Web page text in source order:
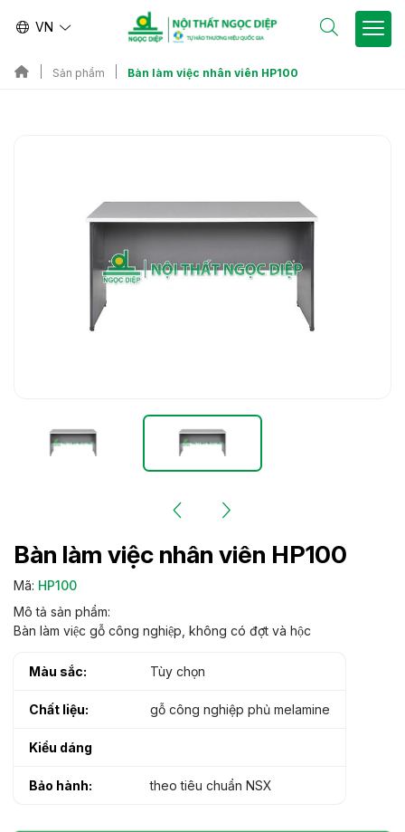
VN
Sản phẩm Bàn làm việc nhân viên HP100
Bàn làm việc nhân viên HP100
Mã: HP100
Mô tả sản phẩm:
Bàn làm việc gỗ công nghiệp, không có đợt và hộc
Màu sắc: Tùy chọn
Chất liệu: gỗ công nghiệp phủ melamine
Kiểu dáng
Bảo hành: theo tiêu chuẩn NSX